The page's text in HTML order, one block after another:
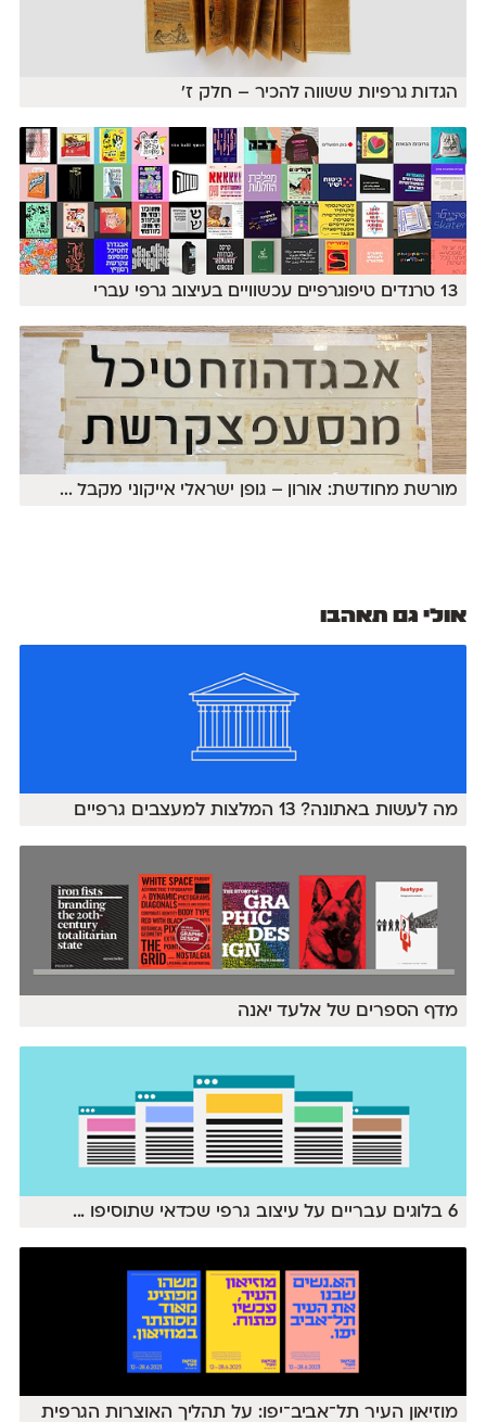
הגדות גרפיות ששווה להכיר – חלק ז׳
13 טרנדים טיפוגרפיים עכשוויים בעיצוב גרפי עברי
מורשת מחודשת: אורון – גופן ישראלי אייקוני מקבל...
אולי גם תאהבו
מה לעשות באתונה? 13 המלצות למעצבים גרפיים
מדף הספרים של אלעד יאנה
6 בלוגים עבריים על עיצוב גרפי שכדאי שתוסיפו ...
מוזיאון העיר תל־אביב־יפו: על תהליך האוצרות הגרפית